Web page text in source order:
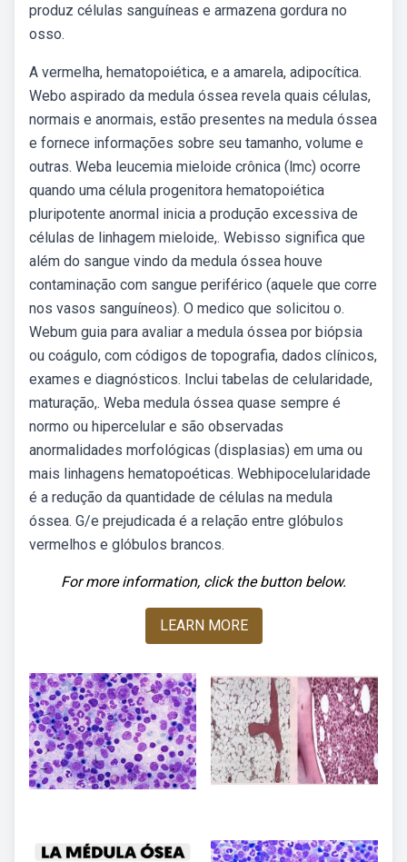
produz células sanguíneas e armazena gordura no
osso.
A vermelha, hematopoiética, e a amarela, adipocítica.
Webo aspirado da medula óssea revela quais células,
normais e anormais, estão presentes na medula óssea
e fornece informações sobre seu tamanho, volume e
outras. Weba leucemia mieloide crônica (lmc) ocorre
quando uma célula progenitora hematopoiética
pluripotente anormal inicia a produção excessiva de
células de linhagem mieloide,. Webisso significa que
além do sangue vindo da medula óssea houve
contaminação com sangue periférico (aquele que corre
nos vasos sanguíneos). O medico que solicitou o.
Webum guia para avaliar a medula óssea por biópsia
ou coágulo, com códigos de topografia, dados clínicos,
exames e diagnósticos. Inclui tabelas de celularidade,
maturação,. Weba medula óssea quase sempre é
normo ou hipercelular e são observadas
anormalidades morfológicas (displasias) em uma ou
mais linhagens hematopoéticas. Webhipocelularidade
é a redução da quantidade de células na medula
óssea. G/e prejudicada é a relação entre glóbulos
vermelhos e glóbulos brancos.
For more information, click the button below.
LEARN MORE